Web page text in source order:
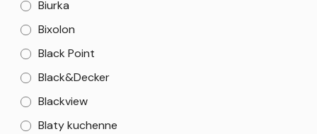
Biurka
Bixolon
Black Point
Black&Decker
Blackview
Blaty kuchenne